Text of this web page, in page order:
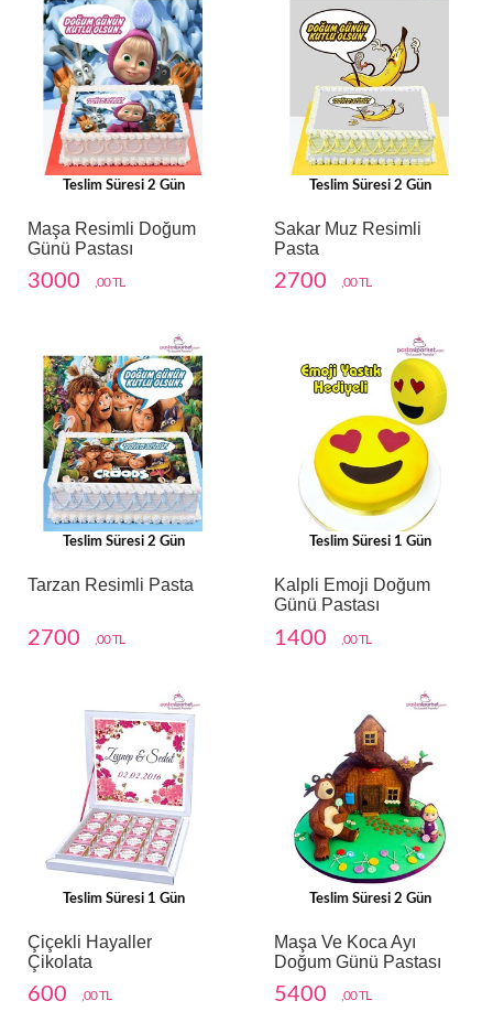
Teslim Süresi 2 Gün
Maşa Resimli Doğum
Günü Pastası
3000 ,00 TL
Teslim Süresi 2 Gün
Sakar Muz Resimli
Pasta
2700 ,00 TL
Teslim Süresi 2 Gün
Tarzan Resimli Pasta
2700 ,00 TL
Teslim Süresi 1 Gün
Kalpli Emoji Doğum
Günü Pastası
1400 ,00 TL
Teslim Süresi 1 Gün
Çiçekli Hayaller
Çikolata
600 ,00 TL
Teslim Süresi 2 Gün
Maşa Ve Koca Ayı
Doğum Günü Pastası
5400 ,00 TL